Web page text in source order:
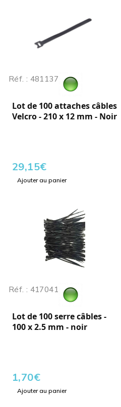
Réf. : 481137
Lot de 100 attaches câbles
Velcro - 210 x 12 mm - Noir
29,15€
Ajouter au panier
Réf. : 417041
Lot de 100 serre câbles -
100 x 2.5 mm - noir
1,70€
Ajouter au panier